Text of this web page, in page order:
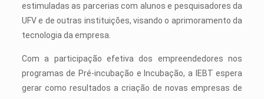
estimuladas as parcerias com alunos e pesquisadores da
UFV e de outras instituições, visando o aprimoramento da
tecnologia da empresa.
Com a participação efetiva dos empreendedores nos
programas de Pré-incubação e Incubação, a IEBT espera
gerar como resultados a criação de novas empresas de